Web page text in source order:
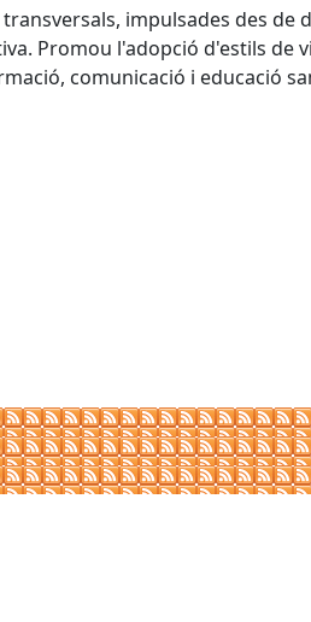
impulsades des de
Promou l'adopció d'estils de
comunicació i educació